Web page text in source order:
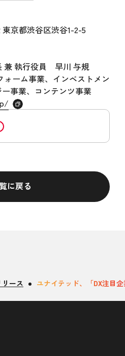
東京都渋谷区渋谷1-2-5
兼 執行役員 早川 与規
ォーム事業、インベストメン
事業、コンテンツ事業
に戻る
リース ユナイテッド、「DX注目